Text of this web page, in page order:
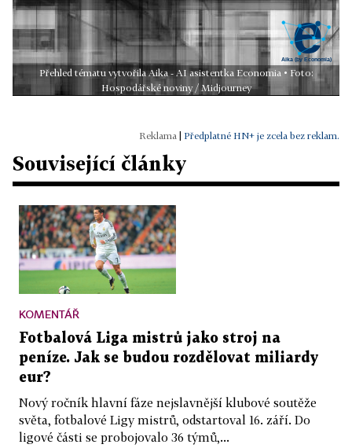
Přehled tématu vytvořila Aika - AI asistentka Economia • Foto:
Hospodářské noviny / Midjourney
Předplatné HN+ je zcela bez reklam.
Související články
KOMENTÁŘ
Fotbalová Liga mistrů jako stroj na
peníze. Jak se budou rozdělovat miliardy
eur?
Nový ročník hlavní fáze nejslavnější klubové soutěže
světa, fotbalové Ligy mistrů, odstartoval 16. září. Do
ligové části se probojovalo 36 týmů,...